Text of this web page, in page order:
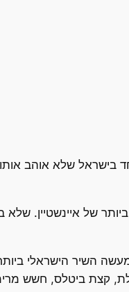
אדם אחד בישראל שלא
השיר הישראלי
קצת ביטלס, חשש